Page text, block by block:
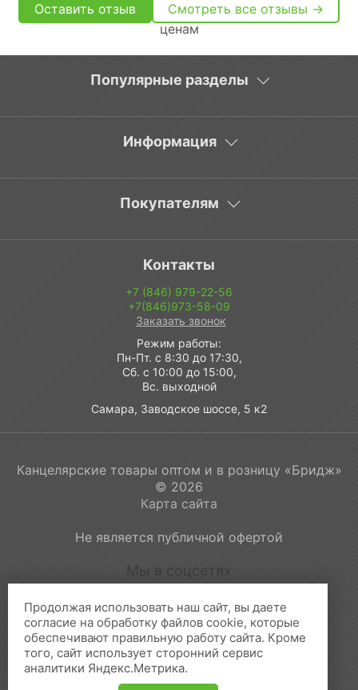
Оставить отзыв Смотреть все отзывы →
Популярные разделы
Информация
Покупателям
Контакты
+7 (846) 979-22-56
+7(846)973-58-09
Заказать звонок
Режим работы:
Пн-Пт. с 8:30 до 17:30,
Сб. с 10:00 до 15:00,
Вс. выходной
Самара, Заводское шоссе, 5 к2
Канцелярские товары оптом и в розницу «Бридж»
© 2026
Карта сайта
Не является публичной офертой
Мы в соцсетях
Принимаем к оплате:
Продолжая использовать наш сайт, вы даете
согласие на обработку файлов cookie, которые
обеспечивают правильную работу сайта. Кроме
того, сайт использует сторонний сервис
аналитики Яндекс.Метрика.